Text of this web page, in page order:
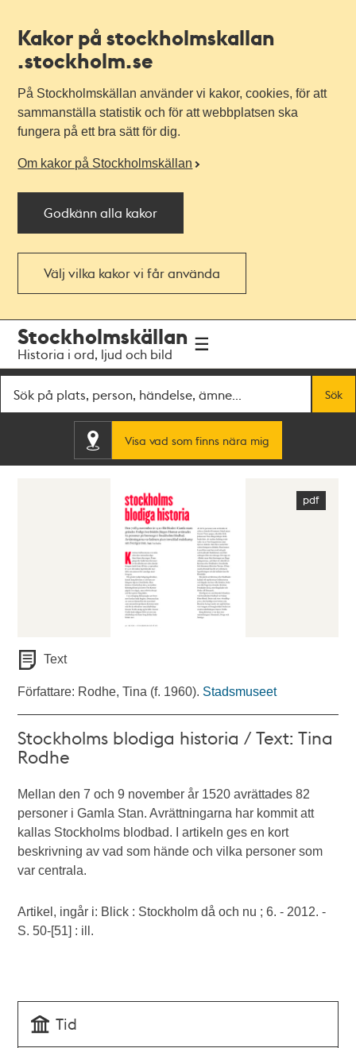
Kakor på stockholmskallan
.stockholm.se
På Stockholmskällan använder vi kakor, cookies, för att
sammanställa statistik och för att webbplatsen ska
fungera på ett bra sätt för dig.
Om kakor på Stockholmskällan
Godkänn alla kakor
Välj vilka kakor vi får använda
navigationen
huvudinnehållet
Stockholmskällan
Historia i ord, ljud och bild
Sök
Visa vad som finns nära mig
Text
Författare: Rodhe, Tina (f. 1960). Stadsmuseet
Stockholms blodiga historia / Text: Tina
Rodhe
Mellan den 7 och 9 november år 1520 avrättades 82
personer i Gamla Stan. Avrättningarna har kommit att
kallas Stockholms blodbad. I artikeln ges en kort
beskrivning av vad som hände och vilka personer som
var centrala.
Artikel, ingår i: Blick : Stockholm då och nu ; 6. - 2012. -
S. 50-[51] : ill.
Tid